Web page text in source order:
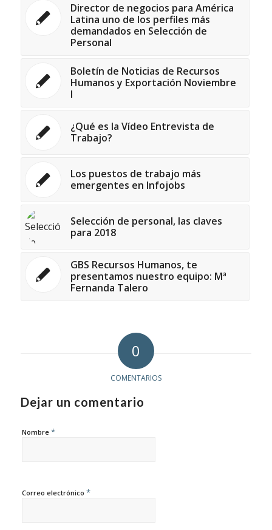
Director de negocios para América
Latina uno de los perfiles más
demandados en Selección de
Personal
Boletín de Noticias de Recursos
Humanos y Exportación Noviembre
I
¿Qué es la Vídeo Entrevista de
Trabajo?
Los puestos de trabajo más
emergentes en Infojobs
Selección de personal, las claves
para 2018
GBS Recursos Humanos, te
presentamos nuestro equipo: Mª
Fernanda Talero
0
COMENTARIOS
Dejar un comentario
Nombre *
Correo electrónico *